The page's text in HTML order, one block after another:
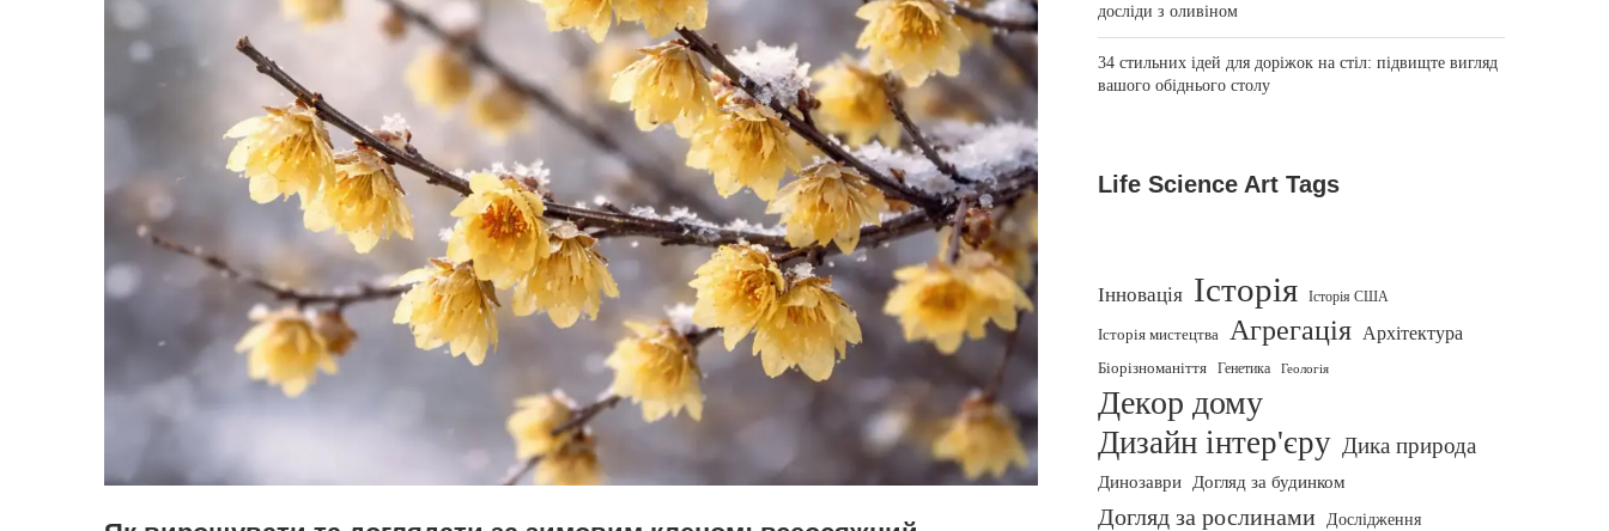
досліди з оливіном
34 стильних ідей для доріжок на стіл: підвищте вигляд
вашого обіднього столу
Life Science Art Tags
Інновація Історія Історія США
Історія мистецтва Агрегація Архітектура
Біорізноманіття Генетика Геологія
Декор дому
Дизайн інтер'єру Дика природа
Динозаври Догляд за будинком
Догляд за рослинами Дослідження